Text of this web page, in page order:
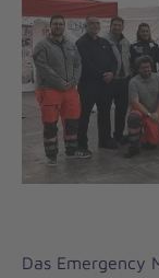
Das Emergency